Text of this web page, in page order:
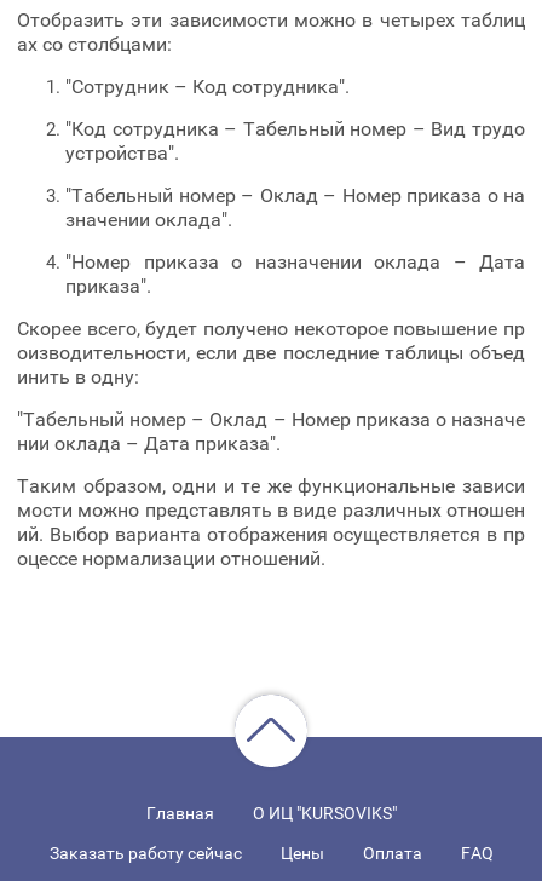
Отобразить эти зависимости можно в четырех таблиц
ах со столбцами:
"Сотрудник – Код сотрудника".
"Код сотрудника – Табельный номер – Вид трудо
устройства".
"Табельный номер – Оклад – Номер приказа о на
значении оклада".
"Номер приказа о назначении оклада – Дата
приказа".
Скорее всего, будет получено некоторое повышение пр
оизводительности, если две последние таблицы объед
инить в одну:
"Табельный номер – Оклад – Номер приказа о назначе
нии оклада – Дата приказа".
Таким образом, одни и те же функциональные зависи
мости можно представлять в виде различных отношен
ий. Выбор варианта отображения осуществляется в пр
оцессе нормализации отношений.
Главная О ИЦ "KURSOVIKS"
Заказать работу сейчас Цены Оплата FAQ